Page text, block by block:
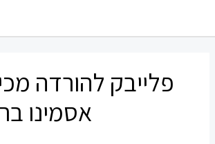
פלייבק להורדה
אסמינו